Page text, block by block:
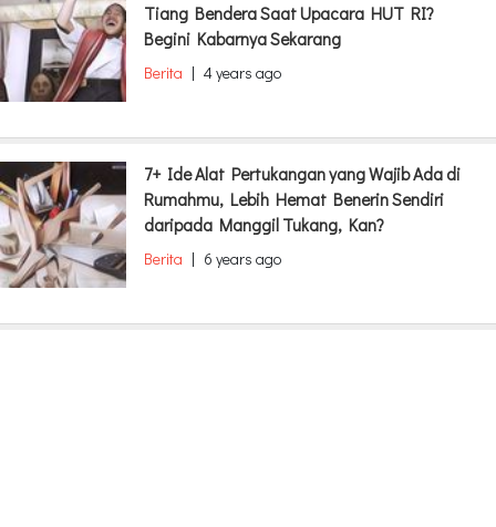
Tiang Bendera Saat Upacara HUT RI?
Begini Kabarnya Sekarang
Berita | 4 years ago
7+ Ide Alat Pertukangan yang Wajib Ada di
Rumahmu, Lebih Hemat Benerin Sendiri
daripada Manggil Tukang, Kan?
Berita | 6 years ago